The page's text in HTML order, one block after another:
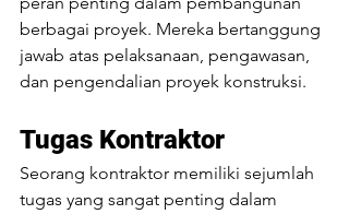
berbagai proyek. Mereka bertanggung
jawab atas pelaksanaan, pengawasan,
dan pengendalian proyek konstruksi.
Tugas Kontraktor
Seorang kontraktor memiliki sejumlah
tugas yang sangat penting dalam